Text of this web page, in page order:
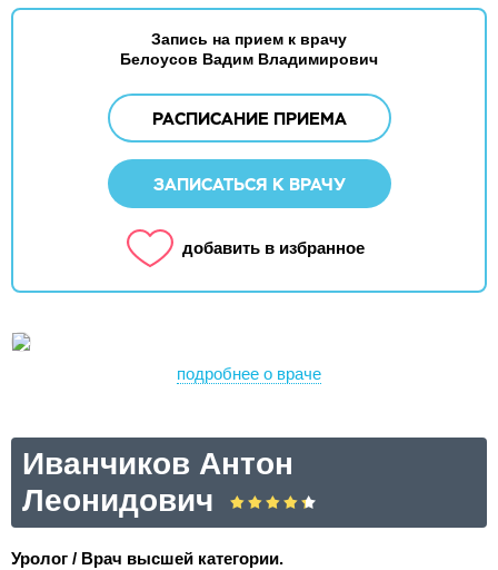
Запись на прием к врачу
Белоусов Вадим Владимирович
РАСПИСАНИЕ ПРИЕМА
ЗАПИСАТЬСЯ К ВРАЧУ
добавить в избранное
подробнее о враче
Иванчиков Антон
Леонидович
Уролог / Врач высшей категории.